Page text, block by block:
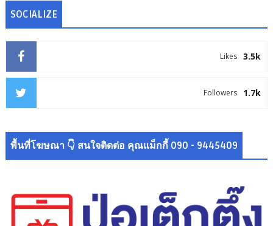
SOCIALIZE
3.5k
Likes
1.7k
Followers
พื้นที่โฆษณา 👇 สนใจติดต่อ คุณแม็กกี้ 090 - 9445409